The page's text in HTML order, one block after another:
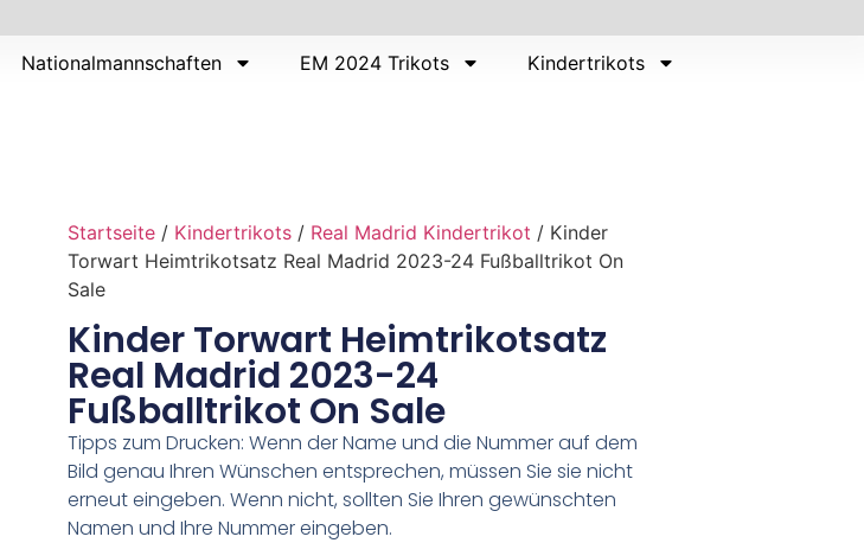
Nationalmannschaften EM 2024 Trikots Kindertrikots
Startseite / Kindertrikots / Real Madrid Kindertrikot / Kinder
Torwart Heimtrikotsatz Real Madrid 2023-24 Fußballtrikot On
Sale
Kinder Torwart Heimtrikotsatz
Real Madrid 2023-24
Fußballtrikot On Sale
Tipps zum Drucken: Wenn der Name und die Nummer auf dem
Bild genau Ihren Wünschen entsprechen, müssen Sie sie nicht
erneut eingeben. Wenn nicht, sollten Sie Ihren gewünschten
Namen und Ihre Nummer eingeben.